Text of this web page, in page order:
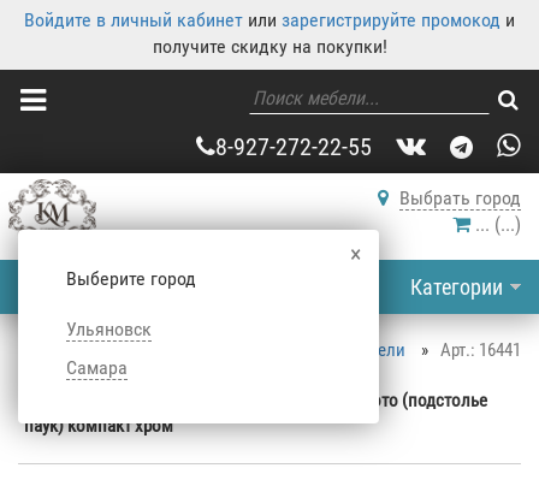
Войдите в личный кабинет или зарегистрируйте промокод и
получите скидку на покупки!
8-927-272-22-55
Выбрать город
×
Выберите город
Ульяновск
Самара
... (...)
Категории
Арт.: 16441
Каталог корпусной мебели
»
Столы
» Кухонные столы
Стол раздвижной с фотопечатью Мрамор золото (подстолье
паук) компакт хром